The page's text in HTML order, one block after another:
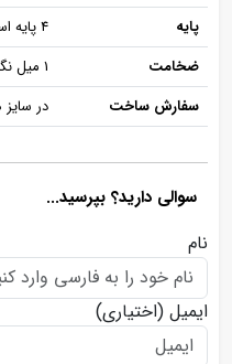
پایه
4 پایه استیل
ضخامت
1 میل نگیر
سفارش ساخت
در
سوالی دارید؟ بپرسید...
نام
ایمیل (اختیاری)